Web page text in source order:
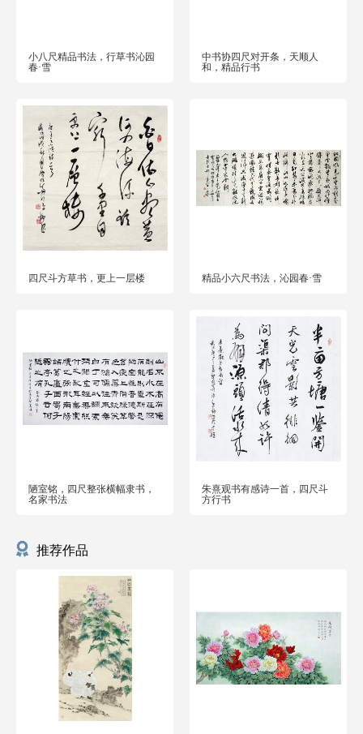
小八尺精品书法，行草书沁园
春·雪
中书协四尺对开条，天顺人
和，精品行书
四尺斗方草书，更上一层楼 精品小六尺书法，沁园春·雪
陋室铭，四尺整张横幅隶书，
名家书法
朱熹观书有感诗一首，四尺斗
方行书
推荐作品